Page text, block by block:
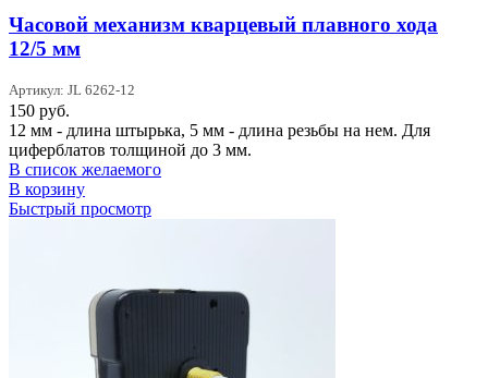
Часовой механизм кварцевый плавного хода
12/5 мм
Артикул: JL 6262-12
150 руб.
12 мм - длина штырька, 5 мм - длина резьбы на нем. Для
циферблатов толщиной до 3 мм.
В список желаемого
В корзину
Быстрый просмотр